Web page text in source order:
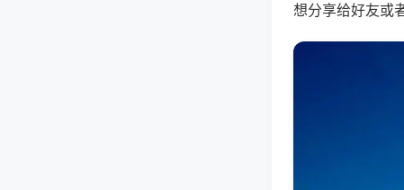
想分享给好友或